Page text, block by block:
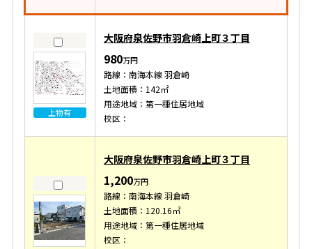
上物有
大阪府泉佐野市羽倉崎上町３丁目
980万円
路線：南海本線 羽倉崎
土地面積：142㎡
用途地域：第一種住居地域
校区：
大阪府泉佐野市羽倉崎上町３丁目
1,200万円
路線：南海本線 羽倉崎
土地面積：120.16㎡
用途地域：第一種住居地域
校区：